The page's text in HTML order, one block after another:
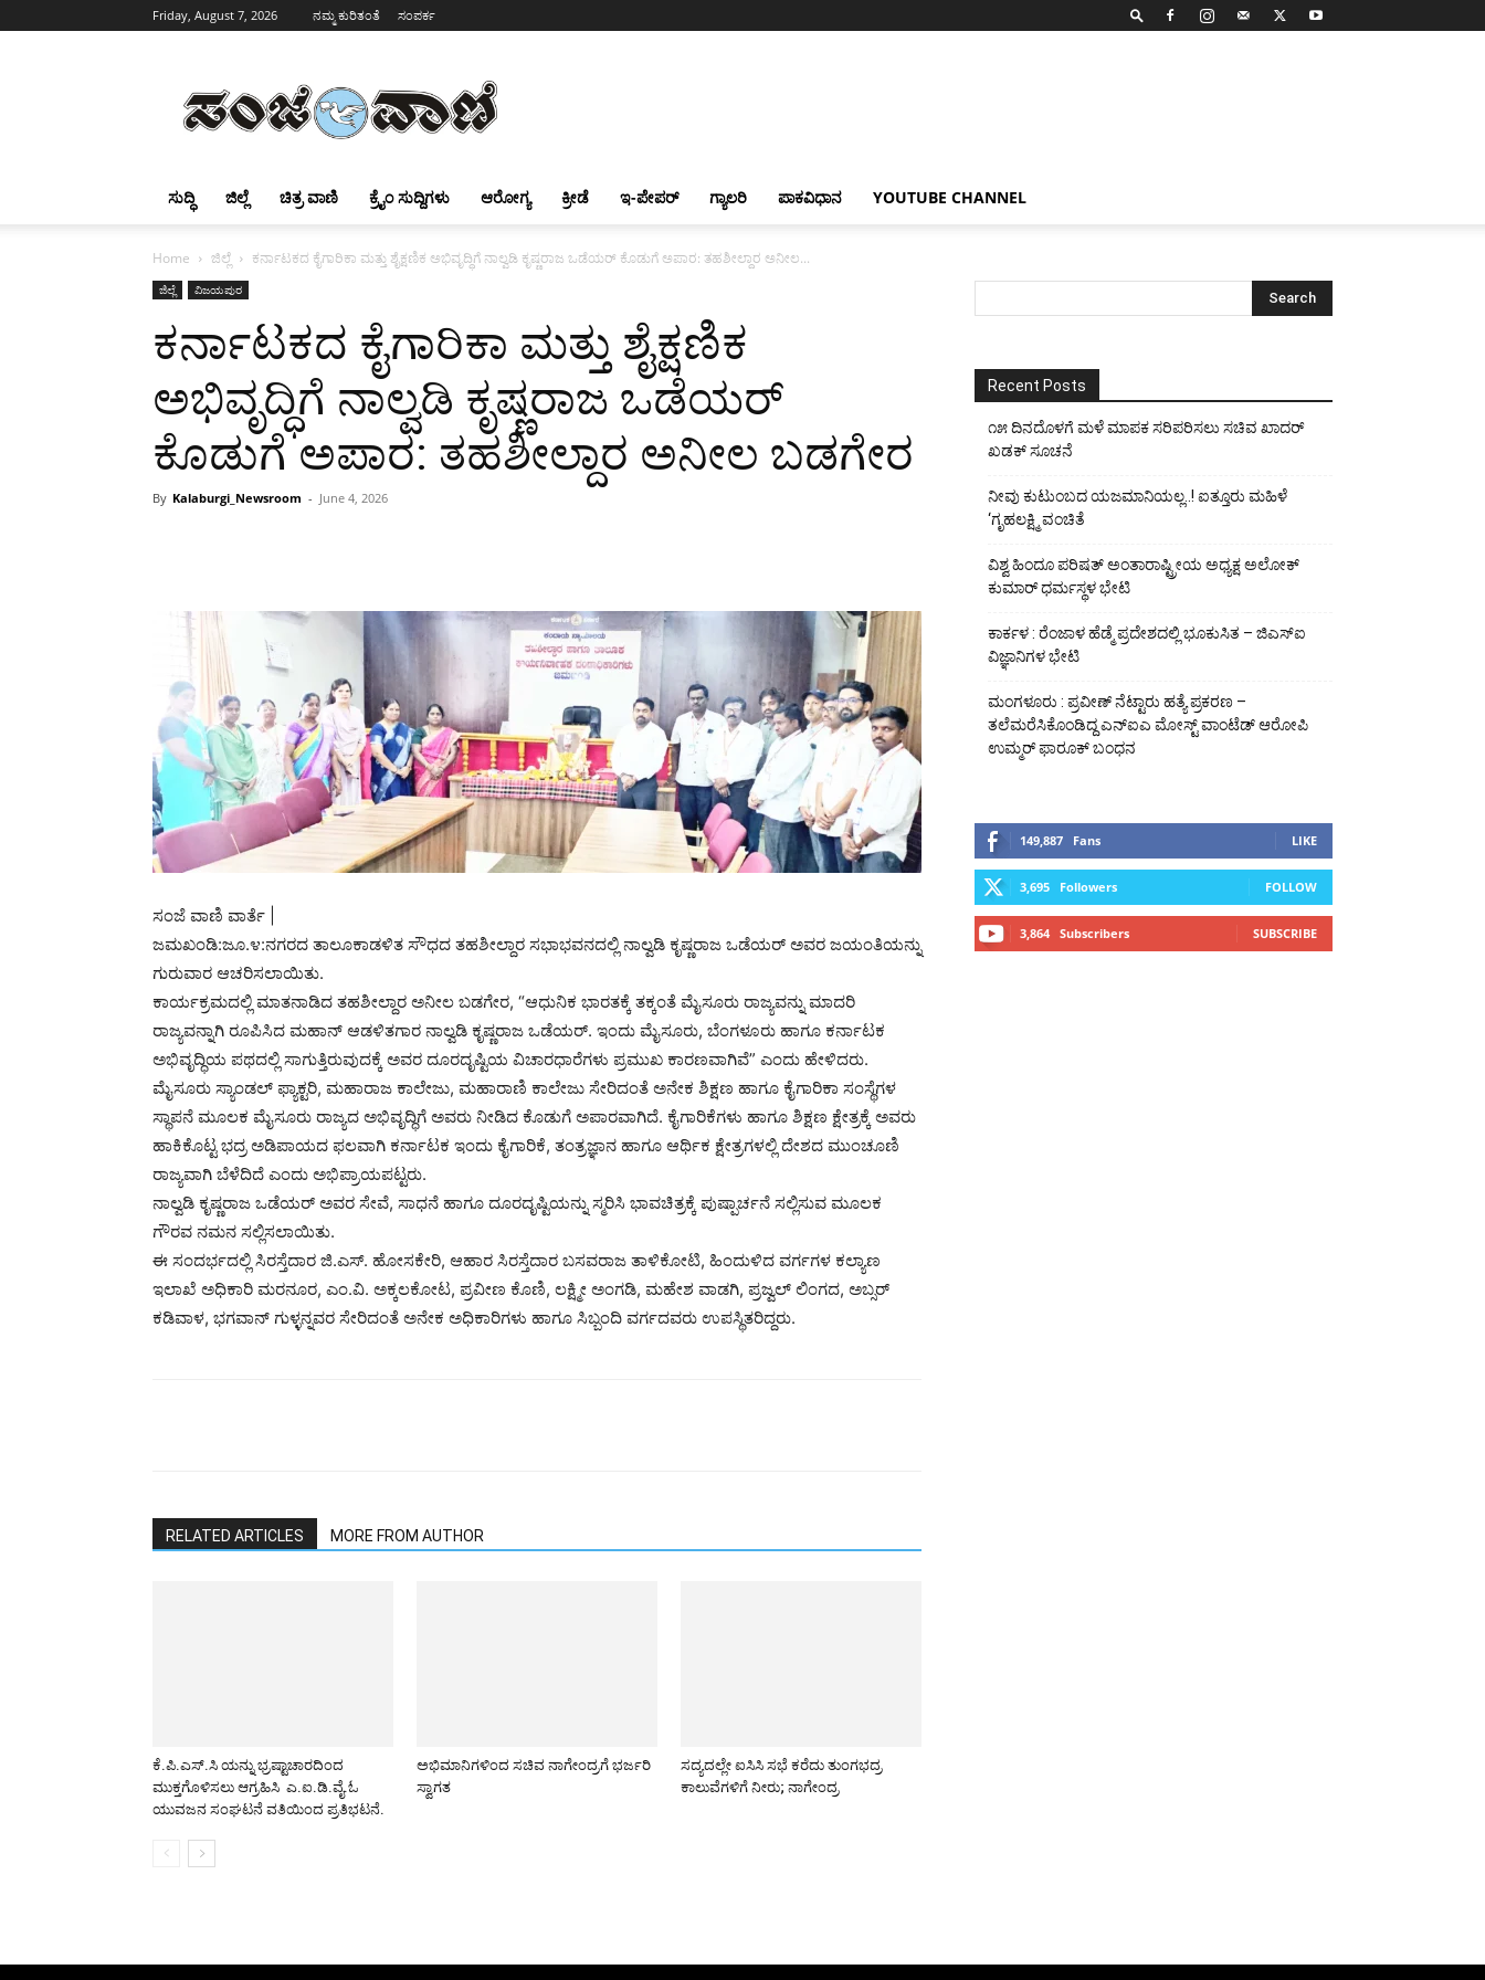
Friday, August 7, 2026 ನಮ್ಮ ಕುರಿತಂತೆ ಸಂಪರ್ಕ
ಸುದ್ಧಿ ಜಿಲ್ಲೆ ಚಿತ್ರ ವಾಣಿ ಕ್ರೈಂ ಸುದ್ದಿಗಳು ಆರೋಗ್ಯ ಕ್ರೀಡೆ ಇ-ಪೇಪರ್ ಗ್ಯಾಲರಿ ಪಾಕವಿಧಾನ YOUTUBE CHANNEL
Home ಜಿಲ್ಲೆ ಕರ್ನಾಟಕದ ಕೈಗಾರಿಕಾ ಮತ್ತು ಶೈಕ್ಷಣಿಕ ಅಭಿವೃದ್ಧಿಗೆ ನಾಲ್ವಡಿ ಕೃಷ್ಣರಾಜ ಒಡೆಯರ್ ಕೊಡುಗೆ ಅಪಾರ: ತಹಶೀಲ್ದಾರ ಅನೀಲ...
ಜಿಲ್ಲೆ ವಿಜಯಪುರ
ಕರ್ನಾಟಕದ ಕೈಗಾರಿಕಾ ಮತ್ತು ಶೈಕ್ಷಣಿಕ
ಅಭಿವೃದ್ಧಿಗೆ ನಾಲ್ವಡಿ ಕೃಷ್ಣರಾಜ ಒಡೆಯರ್
ಕೊಡುಗೆ ಅಪಾರ: ತಹಶೀಲ್ದಾರ ಅನೀಲ ಬಡಗೇರ
By Kalaburgi_Newsroom - June 4, 2026
ಸಂಜೆ ವಾಣಿ ವಾರ್ತೆ |
ಜಮಖಂಡಿ:ಜೂ.೪:ನಗರದ ತಾಲೂಕಾಡಳಿತ ಸೌಧದ ತಹಶೀಲ್ದಾರ ಸಭಾಭವನದಲ್ಲಿ ನಾಲ್ವಡಿ ಕೃಷ್ಣರಾಜ ಒಡೆಯರ್ ಅವರ ಜಯಂತಿಯನ್ನು
ಗುರುವಾರ ಆಚರಿಸಲಾಯಿತು.
ಕಾರ್ಯಕ್ರಮದಲ್ಲಿ ಮಾತನಾಡಿದ ತಹಶೀಲ್ದಾರ ಅನೀಲ ಬಡಗೇರ, “ಆಧುನಿಕ ಭಾರತಕ್ಕೆ ತಕ್ಕಂತೆ ಮೈಸೂರು ರಾಜ್ಯವನ್ನು ಮಾದರಿ
ರಾಜ್ಯವನ್ನಾಗಿ ರೂಪಿಸಿದ ಮಹಾನ್ ಆಡಳಿತಗಾರ ನಾಲ್ವಡಿ ಕೃಷ್ಣರಾಜ ಒಡೆಯರ್. ಇಂದು ಮೈಸೂರು, ಬೆಂಗಳೂರು ಹಾಗೂ ಕರ್ನಾಟಕ
ಅಭಿವೃದ್ಧಿಯ ಪಥದಲ್ಲಿ ಸಾಗುತ್ತಿರುವುದಕ್ಕೆ ಅವರ ದೂರದೃಷ್ಟಿಯ ವಿಚಾರಧಾರೆಗಳು ಪ್ರಮುಖ ಕಾರಣವಾಗಿವೆ” ಎಂದು ಹೇಳಿದರು.
ಮೈಸೂರು ಸ್ಯಾಂಡಲ್ ಫ್ಯಾಕ್ಟರಿ, ಮಹಾರಾಜ ಕಾಲೇಜು, ಮಹಾರಾಣಿ ಕಾಲೇಜು ಸೇರಿದಂತೆ ಅನೇಕ ಶಿಕ್ಷಣ ಹಾಗೂ ಕೈಗಾರಿಕಾ ಸಂಸ್ಥೆಗಳ
ಸ್ಥಾಪನೆ ಮೂಲಕ ಮೈಸೂರು ರಾಜ್ಯದ ಅಭಿವೃದ್ಧಿಗೆ ಅವರು ನೀಡಿದ ಕೊಡುಗೆ ಅಪಾರವಾಗಿದೆ. ಕೈಗಾರಿಕೆಗಳು ಹಾಗೂ ಶಿಕ್ಷಣ ಕ್ಷೇತ್ರಕ್ಕೆ ಅವರು
ಹಾಕಿಕೊಟ್ಟ ಭದ್ರ ಅಡಿಪಾಯದ ಫಲವಾಗಿ ಕರ್ನಾಟಕ ಇಂದು ಕೈಗಾರಿಕೆ, ತಂತ್ರಜ್ಞಾನ ಹಾಗೂ ಆರ್ಥಿಕ ಕ್ಷೇತ್ರಗಳಲ್ಲಿ ದೇಶದ ಮುಂಚೂಣಿ
ರಾಜ್ಯವಾಗಿ ಬೆಳೆದಿದೆ ಎಂದು ಅಭಿಪ್ರಾಯಪಟ್ಟರು.
ನಾಲ್ವಡಿ ಕೃಷ್ಣರಾಜ ಒಡೆಯರ್ ಅವರ ಸೇವೆ, ಸಾಧನೆ ಹಾಗೂ ದೂರದೃಷ್ಟಿಯನ್ನು ಸ್ಮರಿಸಿ ಭಾವಚಿತ್ರಕ್ಕೆ ಪುಷ್ಪಾರ್ಚನೆ ಸಲ್ಲಿಸುವ ಮೂಲಕ
ಗೌರವ ನಮನ ಸಲ್ಲಿಸಲಾಯಿತು.
ಈ ಸಂದರ್ಭದಲ್ಲಿ ಸಿರಸ್ತೆದಾರ ಜಿ.ಎಸ್. ಹೋಸಕೇರಿ, ಆಹಾರ ಸಿರಸ್ತೆದಾರ ಬಸವರಾಜ ತಾಳಿಕೋಟಿ, ಹಿಂದುಳಿದ ವರ್ಗಗಳ ಕಲ್ಯಾಣ
ಇಲಾಖೆ ಅಧಿಕಾರಿ ಮರನೂರ, ಎಂ.ವಿ. ಅಕ್ಕಲಕೋಟ, ಪ್ರವೀಣ ಕೊಣಿ, ಲಕ್ಷ್ಮೀ ಅಂಗಡಿ, ಮಹೇಶ ವಾಡಗಿ, ಪ್ರಜ್ವಲ್ ಲಿಂಗದ, ಅಬ್ಸರ್
ಕಡಿವಾಳ, ಭಗವಾನ್ ಗುಳ್ಳನ್ನವರ ಸೇರಿದಂತೆ ಅನೇಕ ಅಧಿಕಾರಿಗಳು ಹಾಗೂ ಸಿಬ್ಬಂದಿ ವರ್ಗದವರು ಉಪಸ್ಥಿತರಿದ್ದರು.
RELATED ARTICLES MORE FROM AUTHOR
ಕೆ.ಪಿ.ಎಸ್.ಸಿ ಯನ್ನು ಭ್ರಷ್ಟಾಚಾರದಿಂದ
ಮುಕ್ತಗೊಳಿಸಲು ಆಗ್ರಹಿಸಿ ಎ.ಐ.ಡಿ.ವೈ.ಓ
ಯುವಜನ ಸಂಘಟನೆ ವತಿಯಿಂದ ಪ್ರತಿಭಟನೆ.
ಅಭಿಮಾನಿಗಳಿಂದ ಸಚಿವ ನಾಗೇಂದ್ರಗೆ ಭರ್ಜರಿ
ಸ್ವಾಗತ
ಸದ್ಯದಲ್ಲೇ ಐಸಿಸಿ ಸಭೆ ಕರೆದು ತುಂಗಭದ್ರ
ಕಾಲುವೆಗಳಿಗೆ ನೀರು; ನಾಗೇಂದ್ರ
Recent Posts
೧೫ ದಿನದೊಳಗೆ ಮಳೆ ಮಾಪಕ ಸರಿಪರಿಸಲು ಸಚಿವ ಖಾದರ್
ಖಡಕ್ ಸೂಚನೆ
ನೀವು ಕುಟುಂಬದ ಯಜಮಾನಿಯಲ್ಲ..! ಐತ್ತೂರು ಮಹಿಳೆ
‘ಗೃಹಲಕ್ಷ್ಮಿ ವಂಚಿತೆ
ವಿಶ್ವ ಹಿಂದೂ ಪರಿಷತ್ ಅಂತಾರಾಷ್ಟ್ರೀಯ ಅಧ್ಯಕ್ಷ ಅಲೋಕ್
ಕುಮಾರ್ ಧರ್ಮಸ್ಥಳ ಭೇಟಿ
ಕಾರ್ಕಳ : ರೆಂಜಾಳ ಹೆಡ್ಮೆ ಪ್ರದೇಶದಲ್ಲಿ ಭೂಕುಸಿತ – ಜಿಎಸ್‌ಐ
ವಿಜ್ಞಾನಿಗಳ ಭೇಟಿ
ಮಂಗಳೂರು : ಪ್ರವೀಣ್ ನೆಟ್ಟಾರು ಹತ್ಯೆ ಪ್ರಕರಣ –
ತಲೆಮರೆಸಿಕೊಂಡಿದ್ದ ಎನ್‌ಐಎ ಮೋಸ್ಟ್ ವಾಂಟೆಡ್ ಆರೋಪಿ
ಉಮ್ಮರ್ ಫಾರೂಕ್ ಬಂಧನ
149,887 Fans LIKE
3,695 Followers FOLLOW
3,864 Subscribers SUBSCRIBE